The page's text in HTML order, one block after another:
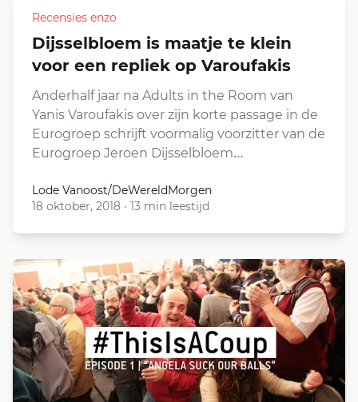
Recensies enzo
Dijsselbloem is maatje te klein
voor een repliek op Varoufakis
Anderhalf jaar na Adults in the Room van
Yanis Varoufakis over zijn korte passage in de
Eurogroep schrijft voormalig voorzitter van de
Eurogroep Jeroen Dijsselbloem…
Lode Vanoost/DeWereldMorgen
18 oktober, 2018 · 13 min leestijd